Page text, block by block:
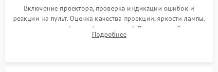
Проблемы с
масштабированием
Подробнее →
Включение проектора, проверка индикации ошибок и
реакции на пульт. Оценка качества проекции, яркости лампы,
наличия артефактов (точки, пятна). Проверка работы
системы охлаждения по уровню шума вентиляторов.
Подробнее